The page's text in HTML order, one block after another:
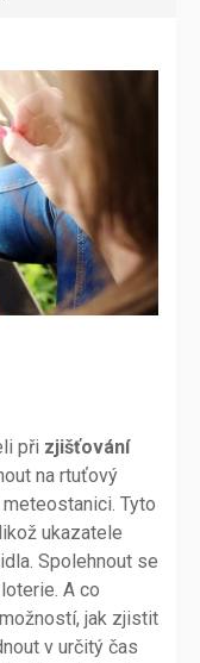
při zjišťování
na rtuťový
Tyto
ukazatele
Spolehnout se
A co
jak zjistit
v určitý čas